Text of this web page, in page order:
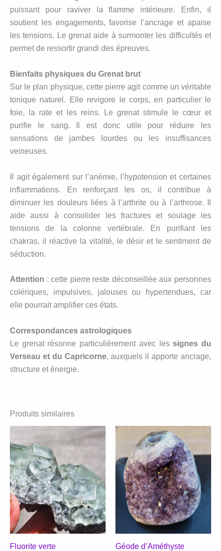
puissant pour raviver la flamme intérieure. Enfin, il
soutient les engagements, favorise l’ancrage et apaise
les tensions. Le grenat aide à surmonter les difficultés et
permet de ressortir grandi des épreuves.
Bienfaits physiques du Grenat brut
Sur le plan physique, cette pierre agit comme un véritable
tonique naturel. Elle revigore le corps, en particulier le
foie, la rate et les reins. Le grenat stimule le cœur et
purifie le sang. Il est donc utile pour réduire les
sensations de jambes lourdes ou les insuffisances
veineuses.
Il agit également sur l’anémie, l’hypotension et certaines
inflammations. En renforçant les os, il contribue à
diminuer les douleurs liées à l’arthrite ou à l’arthrose. Il
aide aussi à consolider les fractures et soulage les
tensions de la colonne vertébrale. En purifiant les
chakras, il réactive la vitalité, le désir et le sentiment de
séduction.
Attention : cette pierre reste déconseillée aux personnes
colériques, impulsives, jalouses ou hypertendues, car
elle pourrait amplifier ces états.
Correspondances astrologiques
Le grenat résonne particulièrement avec lessignes du
Verseau et du Capricorne, auxquels il apporte ancrage,
structure et énergie.
Produits similaires
Fluorite verte Géode d’Améthyste